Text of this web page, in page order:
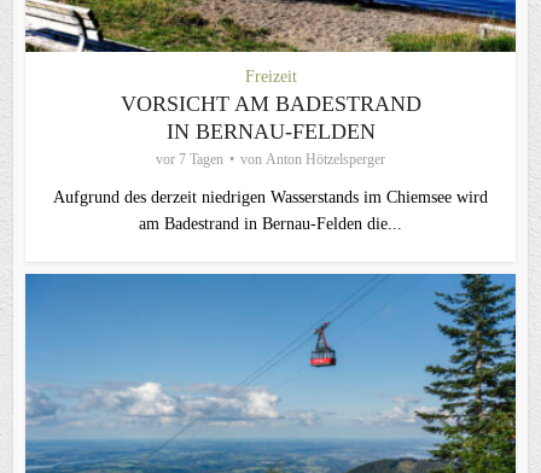
Freizeit
VORSICHT AM BADESTRAND
IN BERNAU-FELDEN
vor 7 Tagen von Anton Hötzelsperger
Aufgrund des derzeit niedrigen Wasserstands im Chiemsee wird
am Badestrand in Bernau-Felden die...